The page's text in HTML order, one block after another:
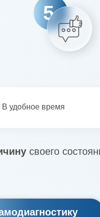
5
своего
В удобное время